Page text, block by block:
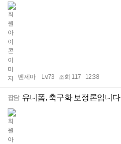
벤제마 Lv.73 조회 117 12:38
잡담 유니폼, 축구화 보정론임니다